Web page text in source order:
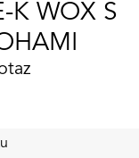
K WOX S